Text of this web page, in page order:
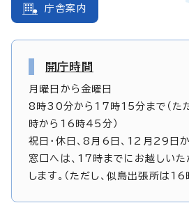
庁舎案内
開庁時間
月曜日から金曜日
8時30分から17時15分まで（た
時から16時45分）
祝日・休日、8月6日、12月29日
窓口へは、17時までにお越しいた
します。（ただし、似島出張所は